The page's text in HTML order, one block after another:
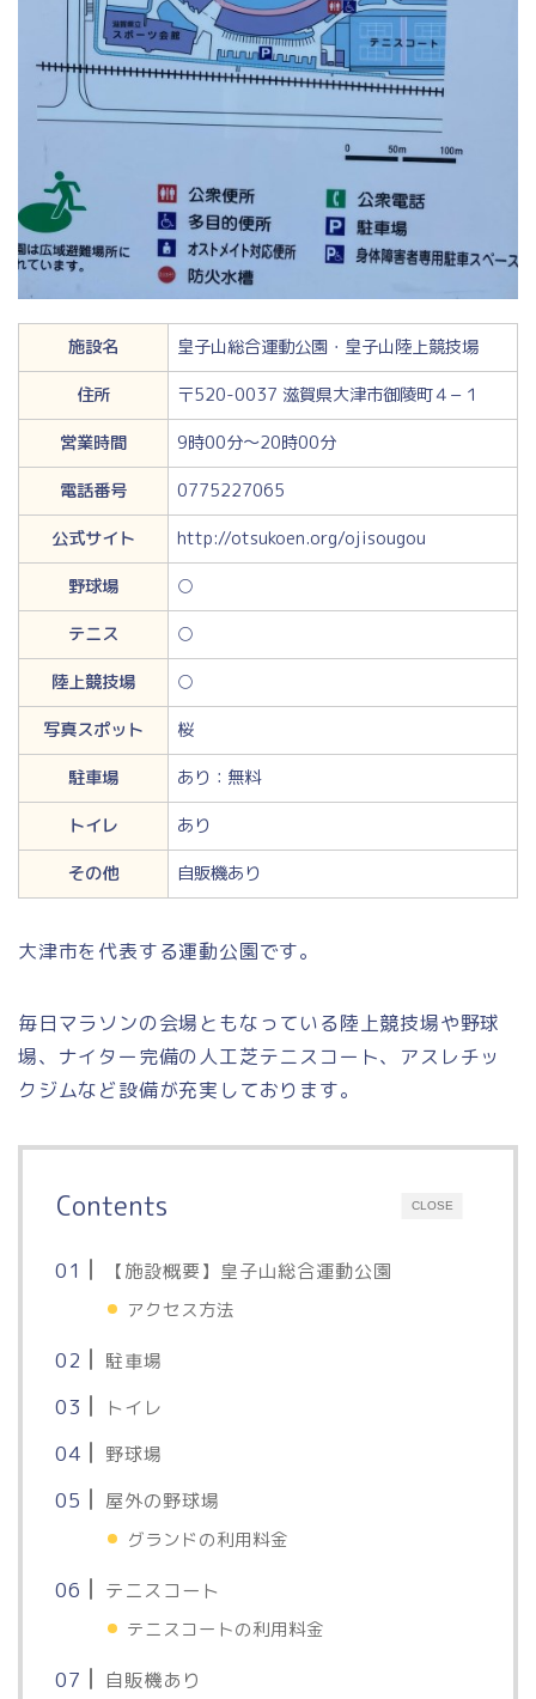
施設名
皇子山総合運動公園・皇子山陸上競技場
住所
〒520-0037 滋賀県大津市御陵町４−１
営業時間
9時00分～20時00分
電話番号
0775227065
公式サイト
http://otsukoen.org/ojisougou
野球場
○
テニス
○
陸上競技場
○
写真スポット
桜
駐車場
あり：無料
トイレ
あり
その他
自販機あり
大津市を代表する運動公園です。
毎日マラソンの会場ともなっている陸上競技場や野球
場、ナイター完備の人工芝テニスコート、アスレチッ
クジムなど設備が充実しております。
CLOSE
Contents
【施設概要】皇子山総合運動公園
アクセス方法
駐車場
トイレ
野球場
屋外の野球場
グランドの利用料金
テニスコート
テニスコートの利用料金
自販機あり